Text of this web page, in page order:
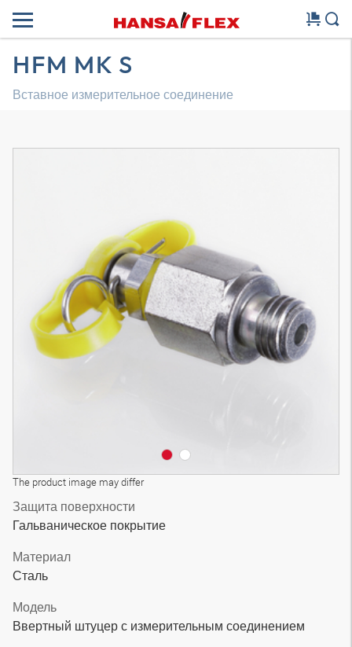
HFM MK S
Вставное измерительное соединение
The product image may differ
Защита поверхности
Гальваническое покрытие
Материал
Сталь
Модель
Ввертный штуцер с измерительным соединением